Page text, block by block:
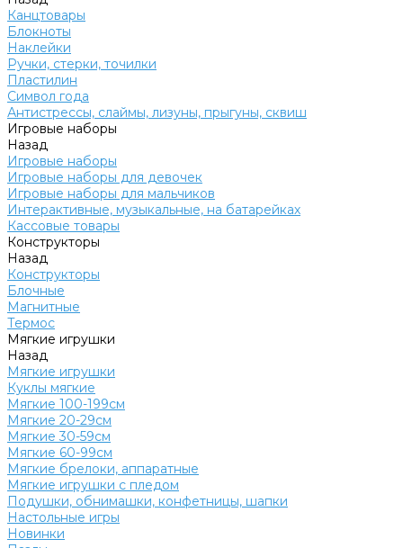
Канцтовары
Блокноты
Наклейки
Ручки, стерки, точилки
Пластилин
Символ года
Антистрессы, слаймы, лизуны, прыгуны, сквиш
Игровые наборы
Назад
Игровые наборы
Игровые наборы для девочек
Игровые наборы для мальчиков
Интерактивные, музыкальные, на батарейках
Кассовые товары
Конструкторы
Назад
Конструкторы
Блочные
Магнитные
Термос
Мягкие игрушки
Назад
Мягкие игрушки
Куклы мягкие
Мягкие 100-199см
Мягкие 20-29см
Мягкие 30-59см
Мягкие 60-99см
Мягкие брелоки, аппаратные
Мягкие игрушки с пледом
Подушки, обнимашки, конфетницы, шапки
Настольные игры
Новинки